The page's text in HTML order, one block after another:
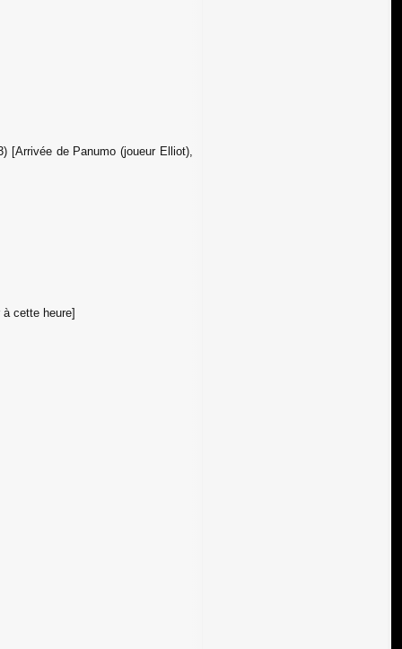
[Arrivée de Panumo (joueur Elliot),
à cette heure]